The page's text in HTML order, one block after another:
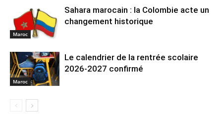
Maroc
Sahara marocain : la Colombie acte un
changement historique
Maroc
Le calendrier de la rentrée scolaire
2026-2027 confirmé